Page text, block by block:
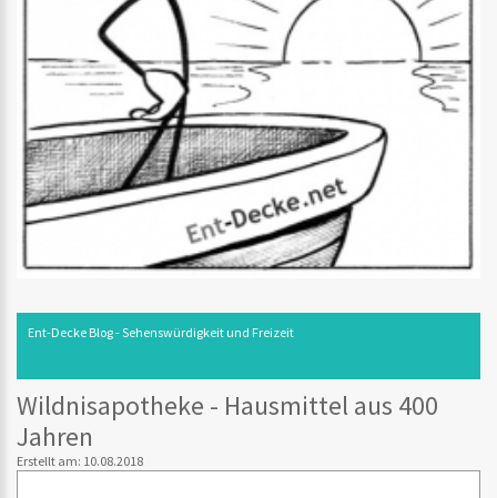
Ent-Decke Blog - Sehenswürdigkeit und Freizeit
Wildnisapotheke - Hausmittel aus 400
Jahren
Erstellt am: 10.08.2018